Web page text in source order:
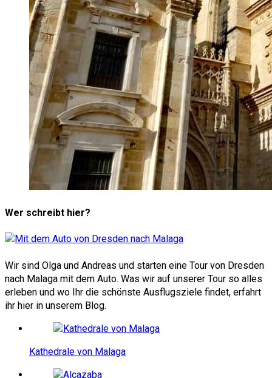
Wer schreibt hier?
Wir sind Olga und Andreas und starten eine Tour von Dresden
nach Malaga mit dem Auto. Was wir auf unserer Tour so alles
erleben und wo Ihr die schönste Ausflugsziele findet, erfahrt
ihr hier in unserem Blog.
Kathedrale von Malaga